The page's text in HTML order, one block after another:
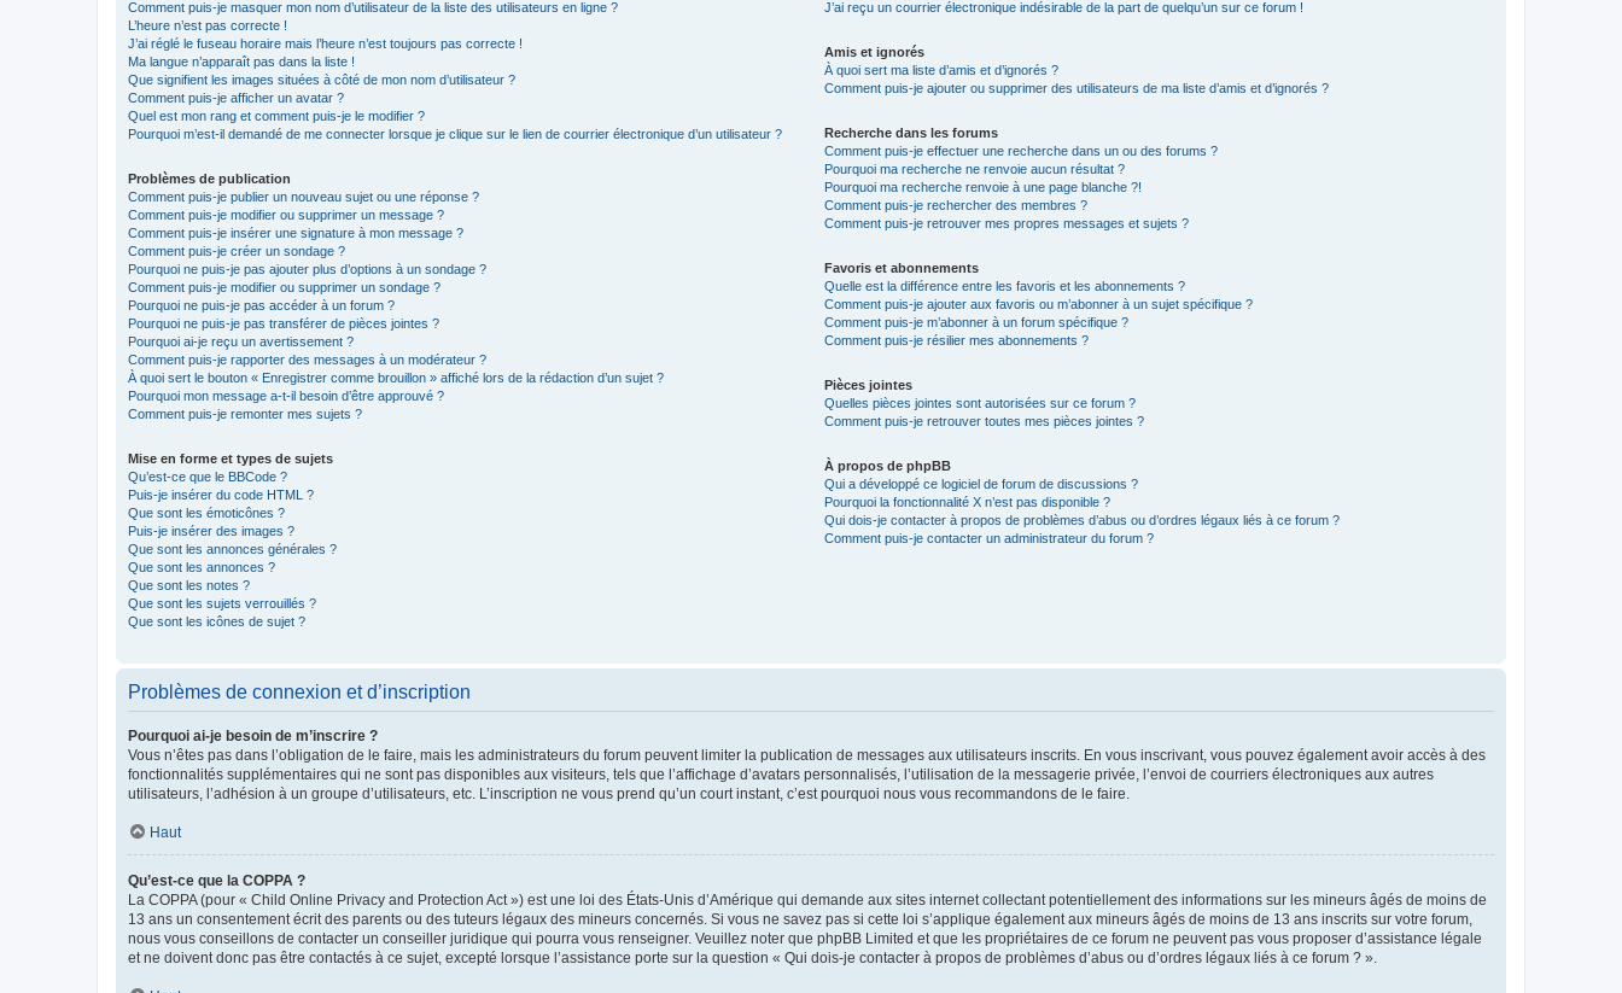
Comment puis-je masquer mon nom d’utilisateur de la liste des utilisateurs en ligne ?
L’heure n’est pas correcte !
J’ai réglé le fuseau horaire mais l’heure n’est toujours pas correcte !
Ma langue n’apparaît pas dans la liste !
Que signifient les images situées à côté de mon nom d’utilisateur ?
Comment puis-je afficher un avatar ?
Quel est mon rang et comment puis-je le modifier ?
Pourquoi m’est-il demandé de me connecter lorsque je clique sur le lien de courrier électronique d’un utilisateur ?
Problèmes de publication
Comment puis-je publier un nouveau sujet ou une réponse ?
Comment puis-je modifier ou supprimer un message ?
Comment puis-je insérer une signature à mon message ?
Comment puis-je créer un sondage ?
Pourquoi ne puis-je pas ajouter plus d’options à un sondage ?
Comment puis-je modifier ou supprimer un sondage ?
Pourquoi ne puis-je pas accéder à un forum ?
Pourquoi ne puis-je pas transférer de pièces jointes ?
Pourquoi ai-je reçu un avertissement ?
Comment puis-je rapporter des messages à un modérateur ?
À quoi sert le bouton « Enregistrer comme brouillon » affiché lors de la rédaction d’un sujet ?
Pourquoi mon message a-t-il besoin d’être approuvé ?
Comment puis-je remonter mes sujets ?
Mise en forme et types de sujets
Qu’est-ce que le BBCode ?
Puis-je insérer du code HTML ?
Que sont les émoticônes ?
Puis-je insérer des images ?
Que sont les annonces générales ?
Que sont les annonces ?
Que sont les notes ?
Que sont les sujets verrouillés ?
Que sont les icônes de sujet ?
J’ai reçu un courrier électronique indésirable de la part de quelqu’un sur ce forum !
Amis et ignorés
À quoi sert ma liste d’amis et d’ignorés ?
Comment puis-je ajouter ou supprimer des utilisateurs de ma liste d’amis et d’ignorés ?
Recherche dans les forums
Comment puis-je effectuer une recherche dans un ou des forums ?
Pourquoi ma recherche ne renvoie aucun résultat ?
Pourquoi ma recherche renvoie à une page blanche ?!
Comment puis-je rechercher des membres ?
Comment puis-je retrouver mes propres messages et sujets ?
Favoris et abonnements
Quelle est la différence entre les favoris et les abonnements ?
Comment puis-je ajouter aux favoris ou m’abonner à un sujet spécifique ?
Comment puis-je m’abonner à un forum spécifique ?
Comment puis-je résilier mes abonnements ?
Pièces jointes
Quelles pièces jointes sont autorisées sur ce forum ?
Comment puis-je retrouver toutes mes pièces jointes ?
À propos de phpBB
Qui a développé ce logiciel de forum de discussions ?
Pourquoi la fonctionnalité X n’est pas disponible ?
Qui dois-je contacter à propos de problèmes d’abus ou d’ordres légaux liés à ce forum ?
Comment puis-je contacter un administrateur du forum ?
Problèmes de connexion et d’inscription
Pourquoi ai-je besoin de m’inscrire ?
Vous n’êtes pas dans l’obligation de le faire, mais les administrateurs du forum peuvent limiter la publication de messages aux utilisateurs inscrits. En vous inscrivant, vous pouvez également avoir accès à des
fonctionnalités supplémentaires qui ne sont pas disponibles aux visiteurs, tels que l’affichage d’avatars personnalisés, l’utilisation de la messagerie privée, l’envoi de courriers électroniques aux autres
utilisateurs, l’adhésion à un groupe d’utilisateurs, etc. L’inscription ne vous prend qu’un court instant, c’est pourquoi nous vous recommandons de le faire.
Haut
Qu’est-ce que la COPPA ?
La COPPA (pour « Child Online Privacy and Protection Act ») est une loi des États-Unis d’Amérique qui demande aux sites internet collectant potentiellement des informations sur les mineurs âgés de moins de
13 ans un consentement écrit des parents ou des tuteurs légaux des mineurs concernés. Si vous ne savez pas si cette loi s’applique également aux mineurs âgés de moins de 13 ans inscrits sur votre forum,
nous vous conseillons de contacter un conseiller juridique qui pourra vous renseigner. Veuillez noter que phpBB Limited et que les propriétaires de ce forum ne peuvent pas vous proposer d’assistance légale
et ne doivent donc pas être contactés à ce sujet, excepté lorsque l’assistance porte sur la question « Qui dois-je contacter à propos de problèmes d’abus ou d’ordres légaux liés à ce forum ? ».